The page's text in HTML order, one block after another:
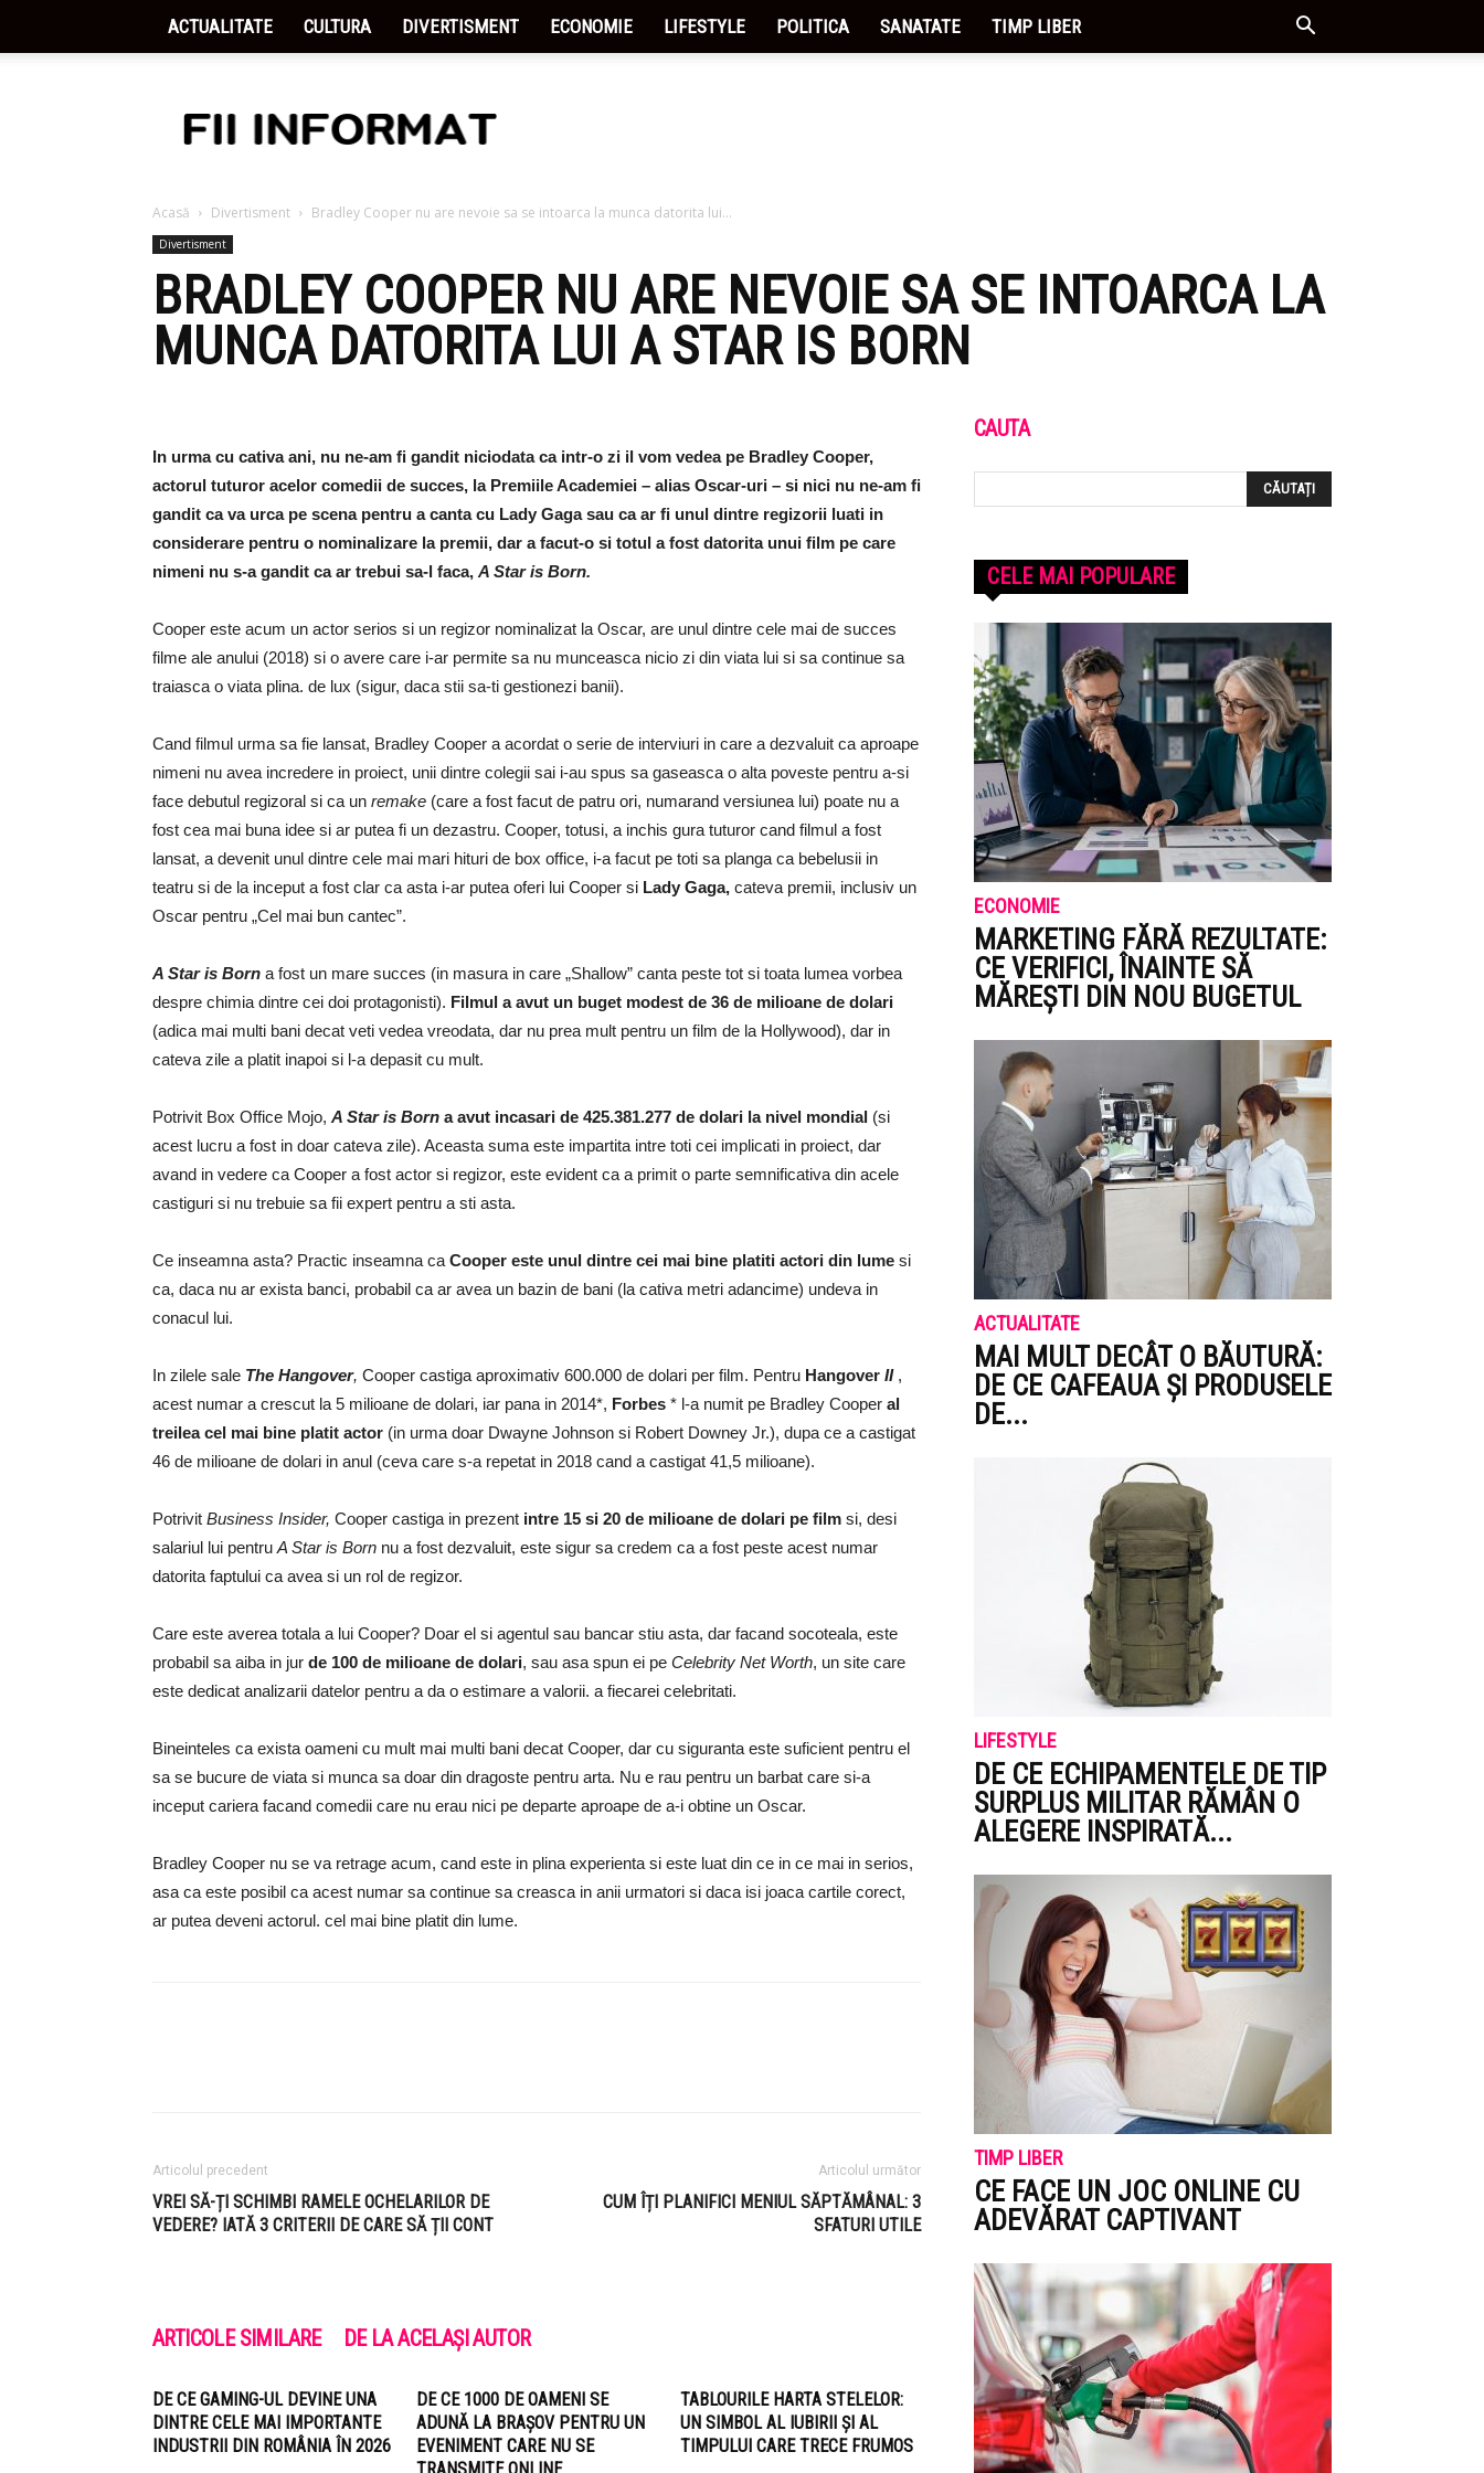
ACTUALITATE CULTURA DIVERTISMENT ECONOMIE LIFESTYLE POLITICA SANATATE TIMP LIBER
Informat
Acasă Divertisment Bradley Cooper nu are nevoie sa se intoarca la munca datorita lui...
Divertisment
BRADLEY COOPER NU ARE NEVOIE SA SE INTOARCA LA
MUNCA DATORITA LUI A STAR IS BORN
In urma cu cativa ani, nu ne-am fi gandit niciodata ca intr-o zi il vom vedea pe Bradley Cooper,
actorul tuturor acelor comedii de succes, la Premiile Academiei – alias Oscar-uri – si nici nu ne-am fi
gandit ca va urca pe scena pentru a canta cu Lady Gaga sau ca ar fi unul dintre regizorii luati in
considerare pentru o nominalizare la premii, dar a facut-o si totul a fost datorita unui film pe care
nimeni nu s-a gandit ca ar trebui sa-l faca, A Star is Born.
Cooper este acum un actor serios si un regizor nominalizat la Oscar, are unul dintre cele mai de succes
filme ale anului (2018) si o avere care i-ar permite sa nu munceasca nicio zi din viata lui si sa continue sa
traiasca o viata plina. de lux (sigur, daca stii sa-ti gestionezi banii).
Cand filmul urma sa fie lansat, Bradley Cooper a acordat o serie de interviuri in care a dezvaluit ca aproape
nimeni nu avea incredere in proiect, unii dintre colegii sai i-au spus sa gaseasca o alta poveste pentru a-si
face debutul regizoral si ca un remake (care a fost facut de patru ori, numarand versiunea lui) poate nu a
fost cea mai buna idee si ar putea fi un dezastru. Cooper, totusi, a inchis gura tuturor cand filmul a fost
lansat, a devenit unul dintre cele mai mari hituri de box office, i-a facut pe toti sa planga ca bebelusii in
teatru si de la inceput a fost clar ca asta i-ar putea oferi lui Cooper si Lady Gaga, cateva premii, inclusiv un
Oscar pentru „Cel mai bun cantec”.
A Star is Born a fost un mare succes (in masura in care „Shallow” canta peste tot si toata lumea vorbea
despre chimia dintre cei doi protagonisti). Filmul a avut un buget modest de 36 de milioane de dolari
(adica mai multi bani decat veti vedea vreodata, dar nu prea mult pentru un film de la Hollywood), dar in
cateva zile a platit inapoi si l-a depasit cu mult.
Potrivit Box Office Mojo, A Star is Born a avut incasari de 425.381.277 de dolari la nivel mondial (si
acest lucru a fost in doar cateva zile). Aceasta suma este impartita intre toti cei implicati in proiect, dar
avand in vedere ca Cooper a fost actor si regizor, este evident ca a primit o parte semnificativa din acele
castiguri si nu trebuie sa fii expert pentru a sti asta.
Ce inseamna asta? Practic inseamna ca Cooper este unul dintre cei mai bine platiti actori din lume si
ca, daca nu ar exista banci, probabil ca ar avea un bazin de bani (la cativa metri adancime) undeva in
conacul lui.
In zilele sale The Hangover, Cooper castiga aproximativ 600.000 de dolari per film. Pentru Hangover II,
acest numar a crescut la 5 milioane de dolari, iar pana in 2014*, Forbes * l-a numit pe Bradley Cooper al
treilea cel mai bine platit actor (in urma doar Dwayne Johnson si Robert Downey Jr.), dupa ce a castigat
46 de milioane de dolari in anul (ceva care s-a repetat in 2018 cand a castigat 41,5 milioane).
Potrivit Business Insider, Cooper castiga in prezent intre 15 si 20 de milioane de dolari pe film si, desi
salariul lui pentru A Star is Born nu a fost dezvaluit, este sigur sa credem ca a fost peste acest numar
datorita faptului ca avea si un rol de regizor.
Care este averea totala a lui Cooper? Doar el si agentul sau bancar stiu asta, dar facand socoteala, este
probabil sa aiba in jur de 100 de milioane de dolari, sau asa spun ei pe Celebrity Net Worth, un site care
este dedicat analizarii datelor pentru a da o estimare a valorii. a fiecarei celebritati.
Bineinteles ca exista oameni cu mult mai multi bani decat Cooper, dar cu siguranta este suficient pentru el
sa se bucure de viata si munca sa doar din dragoste pentru arta. Nu e rau pentru un barbat care si-a
inceput cariera facand comedii care nu erau nici pe departe aproape de a-i obtine un Oscar.
Bradley Cooper nu se va retrage acum, cand este in plina experienta si este luat din ce in ce mai in serios,
asa ca este posibil ca acest numar sa continue sa creasca in anii urmatori si daca isi joaca cartile corect,
ar putea deveni actorul. cel mai bine platit din lume.
Articolul precedent
VREI SĂ-ȚI SCHIMBI RAMELE OCHELARILOR DE
VEDERE? IATĂ 3 CRITERII DE CARE SĂ ȚII CONT
Articolul următor
CUM ÎȚI PLANIFICI MENIUL SĂPTĂMÂNAL: 3
SFATURI UTILE
ARTICOLE SIMILARE DE LA ACELAȘI AUTOR
DE CE GAMING-UL DEVINE UNA
DINTRE CELE MAI IMPORTANTE
INDUSTRII DIN ROMÂNIA ÎN 2026
DE CE 1000 DE OAMENI SE
ADUNĂ LA BRAȘOV PENTRU UN
EVENIMENT CARE NU SE
TABLOURILE HARTA STELELOR:
UN SIMBOL AL IUBIRII ȘI AL
TIMPULUI CARE TRECE FRUMOS
CAUTA
CELE MAI POPULARE
ECONOMIE
MARKETING FĂRĂ REZULTATE:
CE VERIFICI, ÎNAINTE SĂ
MĂREȘTI DIN NOU BUGETUL
ACTUALITATE
MAI MULT DECÂT O BĂUTURĂ:
DE CE CAFEAUA ȘI PRODUSELE
DE...
LIFESTYLE
DE CE ECHIPAMENTELE DE TIP
SURPLUS MILITAR RĂMÂN O
ALEGERE INSPIRATĂ...
TIMP LIBER
CE FACE UN JOC ONLINE CU
ADEVĂRAT CAPTIVANT